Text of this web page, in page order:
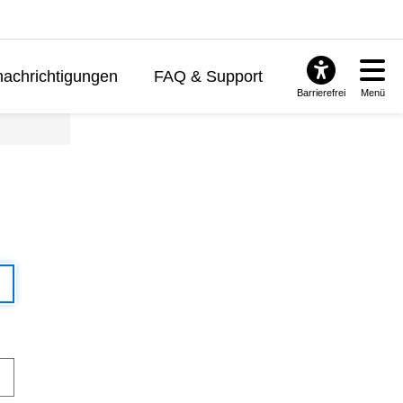
FAQ & Support
Barrierefrei Menü